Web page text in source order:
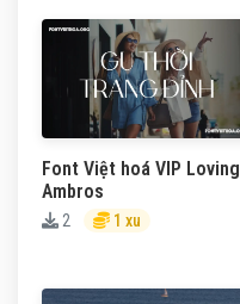
Font Việt hoá VIP Loving
Ambros
2 1 xu